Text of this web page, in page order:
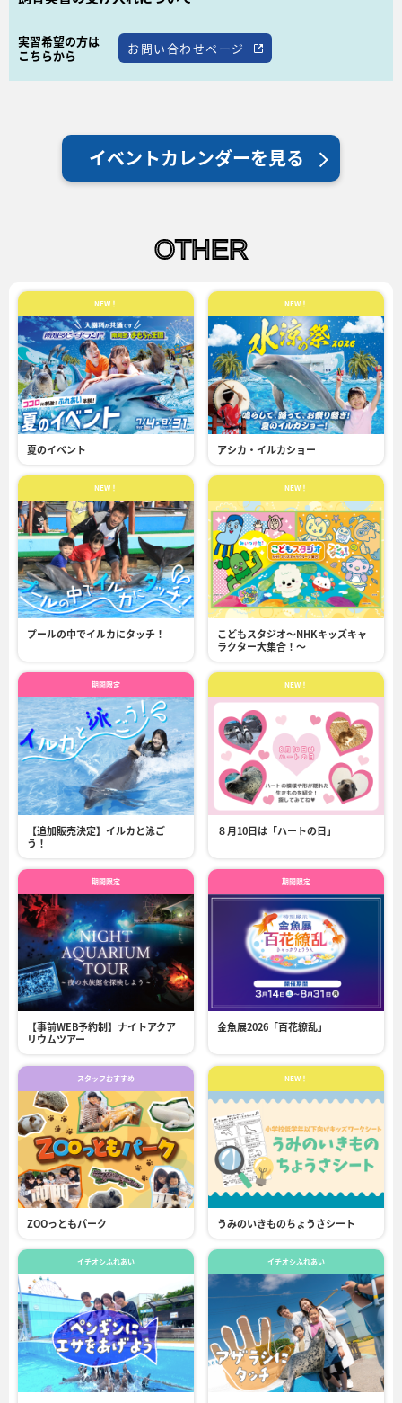
実習希望の方は
こちらから
お問い合わせページ
イベントカレンダーを見る
OTHER
NEW！
夏のイベント
NEW！
アシカ・イルカショー
NEW！
プールの中でイルカにタッチ！
NEW！
こどもスタジオ～NHKキッズキャ
ラクター大集合！～
期間限定
【追加販売決定】イルカと泳ご
う！
NEW！
８月10日は「ハートの日」
期間限定
【事前WEB予約制】ナイトアクア
リウムツアー
期間限定
金魚展2026「百花繚乱」
スタッフおすすめ
ZOOっともパーク
NEW！
うみのいきものちょうさシート
イチオシふれあい イチオシふれあい